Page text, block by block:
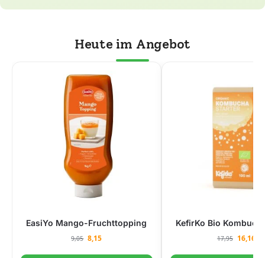
Heute im Angebot
EasiYo Mango-Fruchttopping
9,05 8,15
KefirKo Bio
17,95 16,16